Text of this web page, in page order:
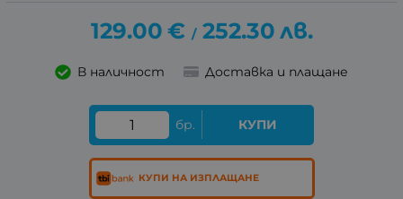
129.00 € / 252.30 лв.
В наличност Доставка и плащане
бр. КУПИ
КУПИ НА ИЗПЛАЩАНЕ